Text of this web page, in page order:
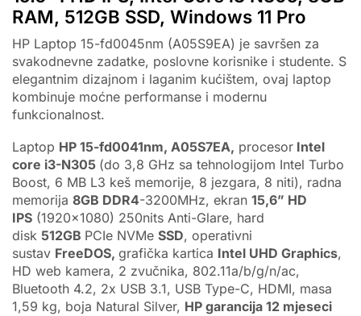
RAM, 512GB SSD, Windows 11 Pro
HP Laptop 15-fd0045nm (A05S9EA) je savršen za
svakodnevne zadatke, poslovne korisnike i studente. S
elegantnim dizajnom i laganim kućištem, ovaj laptop
kombinuje moćne performanse i modernu
funkcionalnost.
Laptop HP 15-fd0041nm, A05S7EA, procesor Intel
core i3-N305 (do 3,8 GHz sa tehnologijom Intel Turbo
Boost, 6 MB L3 keš memorije, 8 jezgara, 8 niti), radna
memorija 8GB DDR4-3200MHz, ekran 15,6” HD
IPS (1920×1080) 250nits Anti-Glare, hard
disk 512GB PCIe NVMe SSD, operativni
sustav FreeDOS, grafička kartica Intel UHD Graphics,
HD web kamera, 2 zvučnika, 802.11a/b/g/n/ac,
Bluetooth 4.2, 2x USB 3.1, USB Type-C, HDMI, masa
1,59 kg, boja Natural Silver, HP garancija 12 mjeseci